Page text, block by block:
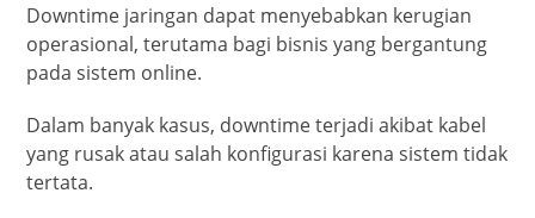
Downtime jaringan dapat menyebabkan kerugian
operasional, terutama bagi bisnis yang bergantung
pada sistem online.
Dalam banyak kasus, downtime terjadi akibat kabel
yang rusak atau salah konfigurasi karena sistem tidak
tertata.